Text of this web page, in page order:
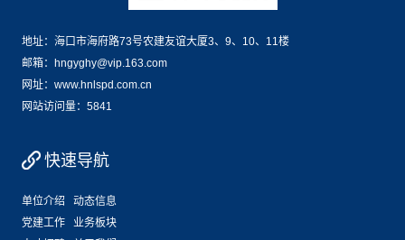
地址：海口市海府路73号农建友谊大厦3、9、10、11楼
邮箱：hngyghy@vip.163.com
网址：www.hnlspd.com.cn
网站访问量： 5841
快速导航
单位介绍
动态信息
党建工作
业务板块